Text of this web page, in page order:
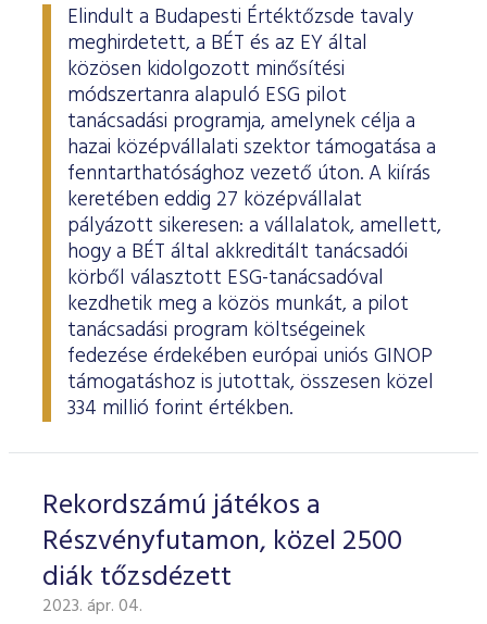
Elindult a Budapesti Értéktőzsde tavaly
meghirdetett, a BÉT és az EY által
közösen kidolgozott minősítési
módszertanra alapuló ESG pilot
tanácsadási programja, amelynek célja a
hazai középvállalati szektor támogatása a
fenntarthatósághoz vezető úton. A kiírás
keretében eddig 27 középvállalat
pályázott sikeresen: a vállalatok, amellett,
hogy a BÉT által akkreditált tanácsadói
körből választott ESG-tanácsadóval
kezdhetik meg a közös munkát, a pilot
tanácsadási program költségeinek
fedezése érdekében európai uniós GINOP
támogatáshoz is jutottak, összesen közel
334 millió forint értékben.
Rekordszámú játékos a
Részvényfutamon, közel 2500
diák tőzsdézett
2023. ápr. 04.